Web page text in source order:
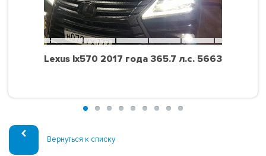
Lexus lx570 2017 года 365.7 л.с. 5663
Вернуться к списку